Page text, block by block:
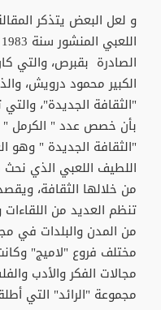
و لعل البعض يتذكر
الصادرة بقبرص، والتي
الكبير محمود درويش،
بأن خصص عدد " الكرمل "
"الثقافة الجديدة " وهو
اللطيف اللعبي الذي
من خلالها الثقافة،
تنظم العديد من
من المدن والبلدات في
مختلف فروع "لاميج"
مجالات الفكر والأدب
مجموعة "الرائد" التي